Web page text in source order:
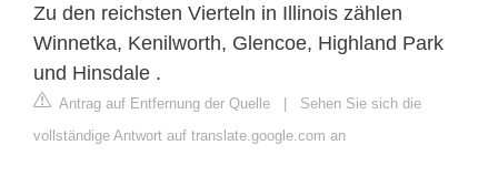
Zu den reichsten Vierteln in Illinois zählen
Winnetka, Kenilworth, Glencoe, Highland Park
und Hinsdale .
Antrag auf Entfernung der Quelle | Sehen Sie sich die
vollständige Antwort auf translate.google.com an